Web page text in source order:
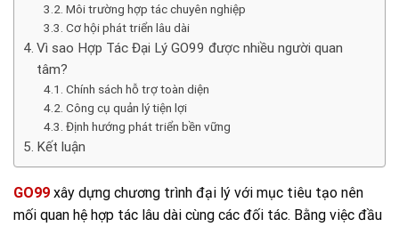
Môi trường hợp tác chuyên nghiệp
Cơ hội phát triển lâu dài
Vì sao Hợp Tác Đại Lý GO99 được nhiều người quan
tâm?
Chính sách hỗ trợ toàn diện
Công cụ quản lý tiện lợi
Định hướng phát triển bền vững
Kết luận
GO99 xây dựng chương trình đại lý với mục tiêu tạo nên
mối quan hệ hợp tác lâu dài cùng các đối tác. Bằng việc đầu